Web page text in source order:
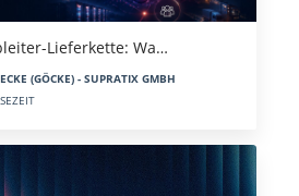
Lieferkette: Wa…
(GÖCKE) - SUPRATIX GMBH